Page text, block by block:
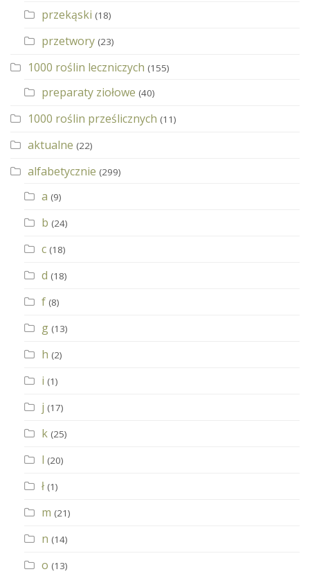
przekąski (18)
przetwory (23)
1000 roślin leczniczych (155)
preparaty ziołowe (40)
1000 roślin prześlicznych (11)
aktualne (22)
alfabetycznie (299)
a (9)
b (24)
c (18)
d (18)
f (8)
g (13)
h (2)
i (1)
j (17)
k (25)
l (20)
ł (1)
m (21)
n (14)
o (13)